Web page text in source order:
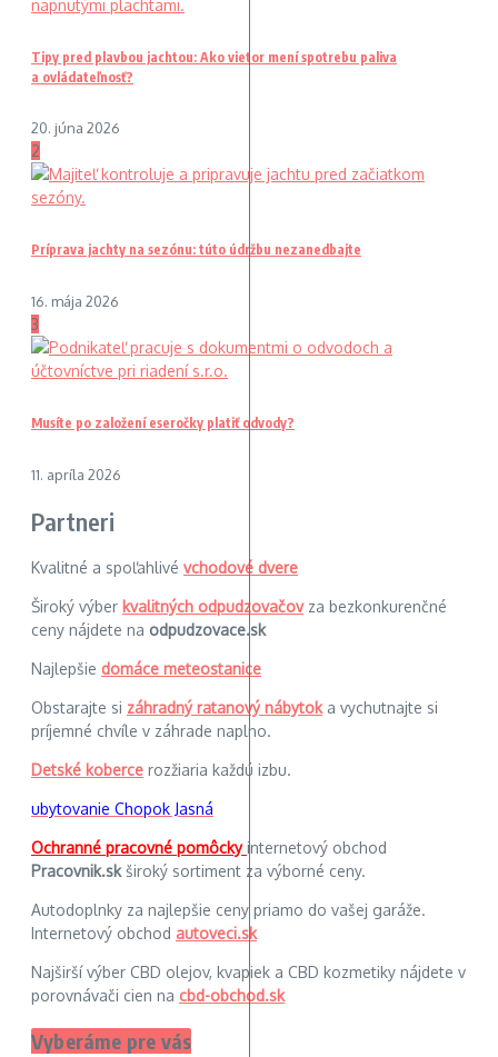
Tipy pred plavbou jachtou: Ako vietor mení spotrebu paliva
a ovládateľnosť?
20. júna 2026
2
Príprava jachty na sezónu: túto údržbu nezanedbajte
16. mája 2026
3
Musíte po založení eseročky platiť odvody?
11. apríla 2026
Partneri
Kvalitné a spoľahlivé vchodové dvere
Široký výber kvalitných odpudzovačovza bezkonkurenčné
ceny nájdete na odpudzovace.sk
Najlepšie domáce meteostanice
Obstarajte si záhradný ratanový nábytoka vychutnajte si
príjemné chvíle v záhrade naplno.
Detské koberce rozžiaria každú izbu.
ubytovanie Chopok Jasná
Ochranné pracovné pomôckyinternetový obchod
Pracovnik.skširoký sortiment za výborné ceny.
Autodoplnky za najlepšie ceny priamo do vašej garáže.
Internetový obchod autoveci.sk
Najširší výber CBD olejov, kvapiek a CBD kozmetiky nájdete v
porovnávači cien na cbd-obchod.sk
Vyberáme pre vás